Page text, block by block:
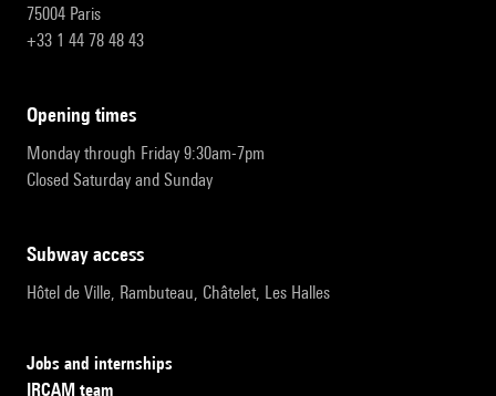
75004 Paris
+33 1 44 78 48 43
opening times
Monday through Friday 9:30am-7pm
Closed Saturday and Sunday
subway access
Hôtel de Ville, Rambuteau, Châtelet, Les Halles
Jobs and internships
IRCAM team